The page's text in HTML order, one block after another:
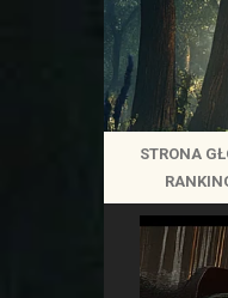
STRONA